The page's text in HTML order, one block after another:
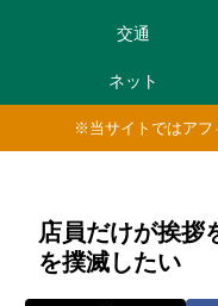
交通
ネット
※当サイトではアフ
店員だけが挨拶
を撲滅したい